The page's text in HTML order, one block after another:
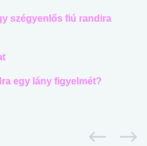
szégyenlős fiú randira
egy lány figyelmét?